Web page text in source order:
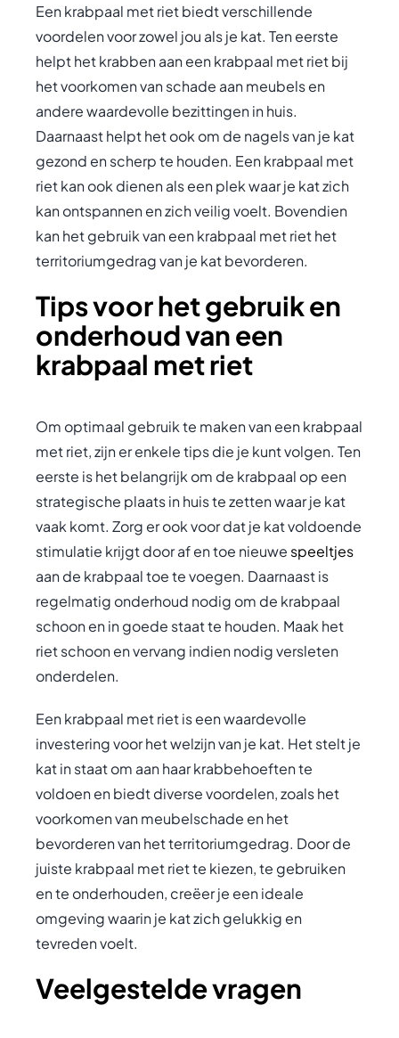
Een krabpaal met riet biedt verschillende
voordelen voor zowel jou als je kat. Ten eerste
helpt het krabben aan een krabpaal met riet bij
het voorkomen van schade aan meubels en
andere waardevolle bezittingen in huis.
Daarnaast helpt het ook om de nagels van je kat
gezond en scherp te houden. Een krabpaal met
riet kan ook dienen als een plek waar je kat zich
kan ontspannen en zich veilig voelt. Bovendien
kan het gebruik van een krabpaal met riet het
territoriumgedrag van je kat bevorderen.
Tips voor het gebruik en
onderhoud van een
krabpaal met riet
Om optimaal gebruik te maken van een krabpaal
met riet, zijn er enkele tips die je kunt volgen. Ten
eerste is het belangrijk om de krabpaal op een
strategische plaats in huis te zetten waar je kat
vaak komt. Zorg er ook voor dat je kat voldoende
stimulatie krijgt door af en toe nieuwe speeltjes
aan de krabpaal toe te voegen. Daarnaast is
regelmatig onderhoud nodig om de krabpaal
schoon en in goede staat te houden. Maak het
riet schoon en vervang indien nodig versleten
onderdelen.
Een krabpaal met riet is een waardevolle
investering voor het welzijn van je kat. Het stelt je
kat in staat om aan haar krabbehoeften te
voldoen en biedt diverse voordelen, zoals het
voorkomen van meubelschade en het
bevorderen van het territoriumgedrag. Door de
juiste krabpaal met riet te kiezen, te gebruiken
en te onderhouden, creëer je een ideale
omgeving waarin je kat zich gelukkig en
tevreden voelt.
Veelgestelde vragen